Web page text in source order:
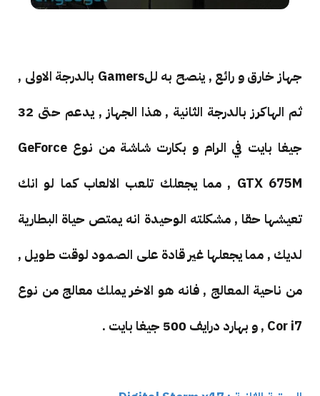
جهاز خارق و رائع , ينصح به للGamers بالدرجة الاولى ,
ثم الهاكرز بالدرجة الثانية , هذا الجهاز , يدعم حتى 32
جيغا بايت في الرام و بكارت شاشة من نوع GeForce
GTX 675M , مما يجعلك تلعب الالعاب كما لو انك
تعيشها حقا , مشكلته الوحيدة انه يمتص حياة البطارية
لديك , مما يجعلها غير قادة على الصمود لوقت طويل ,
من ناحية المعالج , فانه هو الاخر يملك معالج من نوع
Cor i7 , و بهارد درايف 500 جيغا بايت .